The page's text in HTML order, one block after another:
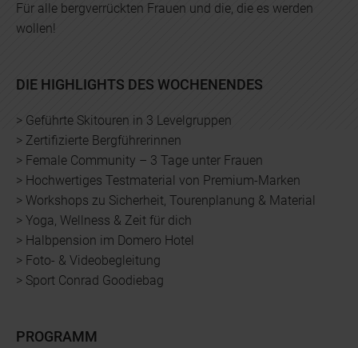
Für alle bergverrückten Frauen und die, die es werden
wollen!
DIE HIGHLIGHTS DES WOCHENENDES
> Geführte Skitouren in 3 Levelgruppen
> Zertifizierte Bergführerinnen
> Female Community – 3 Tage unter Frauen
> Hochwertiges Testmaterial von Premium-Marken
> Workshops zu Sicherheit, Tourenplanung & Material
> Yoga, Wellness & Zeit für dich
> Halbpension im Domero Hotel
> Foto- & Videobegleitung
> Sport Conrad Goodiebag
PROGRAMM